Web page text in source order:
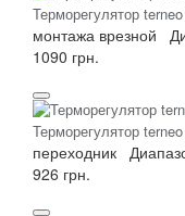
Терморегулятор
монтажа врезной
1090 грн.
Терморегулятор
переходник
926 грн.